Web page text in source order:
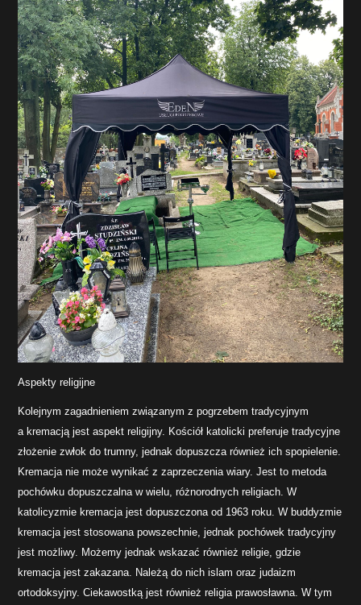
Aspekty religijne
Kolejnym zagadnieniem związanym z pogrzebem tradycyjnym
a kremacją jest aspekt religijny. Kościół katolicki preferuje tradycyjne
złożenie zwłok do trumny, jednak dopuszcza również ich spopielenie.
Kremacja nie może wynikać z zaprzeczenia wiary. Jest to metoda
pochówku dopuszczalna w wielu, różnorodnych religiach. W
katolicyzmie kremacja jest dopuszczona od 1963 roku. W buddyzmie
kremacja jest stosowana powszechnie, jednak pochówek tradycyjny
jest możliwy. Możemy jednak wskazać również religie, gdzie
kremacja jest zakazana. Należą do nich islam oraz judaizm
ortodoksyjny. Ciekawostką jest również religia prawosławna. W tym